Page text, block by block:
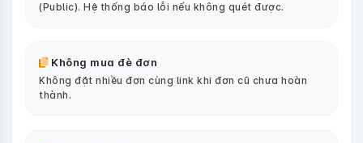
(Public). Hệ thống báo lỗi nếu không quét được.
Không mua đè đơn
Không đặt nhiều đơn cùng link khi đơn cũ chưa hoàn
thành.